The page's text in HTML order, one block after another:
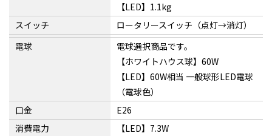
【LED】1.1kg
スイッチ
ロータリースイッチ（点灯→消灯）
電球
電球選択商品です。
【ホワイトハウス球】60W
【LED】60W相当 一般球形LED電球
（電球色）
口金
E26
消費電力
【LED】7.3W